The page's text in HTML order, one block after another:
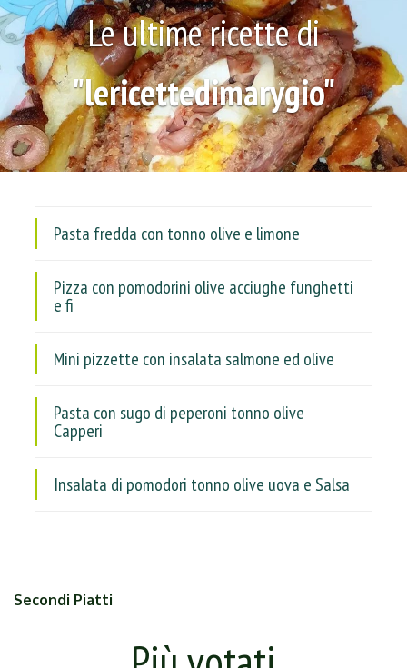
Le ultime ricette di
"lericettedimarygio"
Pasta fredda con tonno olive e limone
Pizza con pomodorini olive acciughe funghetti
e fi
Mini pizzette con insalata salmone ed olive
Pasta con sugo di peperoni tonno olive
Capperi
Insalata di pomodori tonno olive uova e Salsa
Secondi Piatti